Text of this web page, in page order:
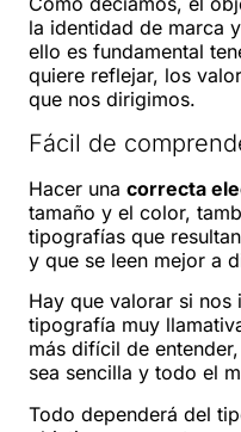
la identidad de marca
ello es fundamental
quiere reflejar, los
que nos dirigimos.
Fácil de
Hacer una correcta
tamaño y el color,
tipografías que
y que se leen mejor a
Hay que valorar si nos
tipografía muy
más difícil de
sea sencilla y todo el
Todo dependerá del